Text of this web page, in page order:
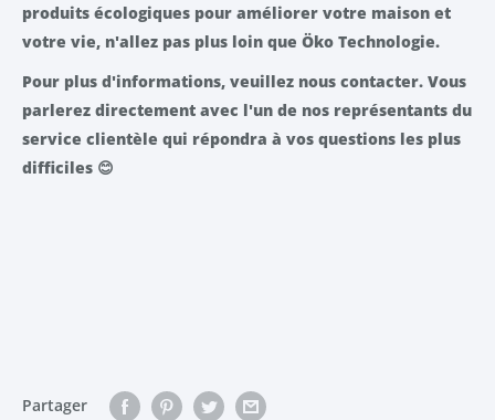
produits écologiques pour améliorer votre maison et
votre vie, n'allez pas plus loin que Öko Technologie.
Pour plus d'informations, veuillez nous contacter. Vous
parlerez directement avec l'un de nos représentants du
service clientèle qui répondra à vos questions les plus
difficiles 😊
Partager